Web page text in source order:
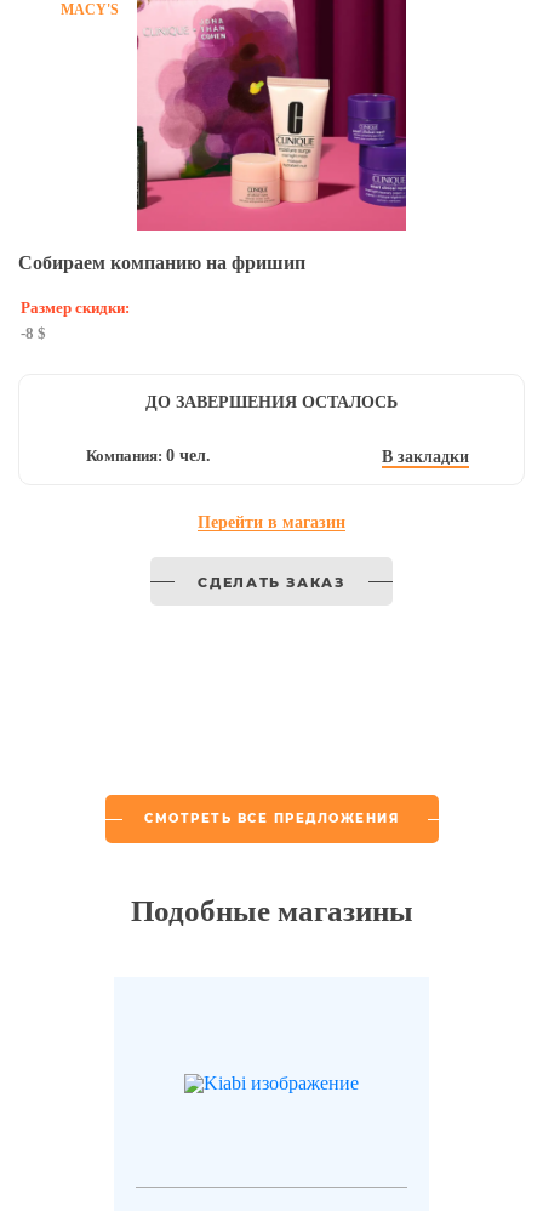
MACY'S
Собираем компанию на фришип
Размер скидки:
-8 $
ДО ЗАВЕРШЕНИЯ ОСТАЛОСЬ
Компания:0 чел. В закладки
Перейти в магазин
СДЕЛАТЬ ЗАКАЗ
СМОТРЕТЬ ВСЕ ПРЕДЛОЖЕНИЯ
Подобные магазины